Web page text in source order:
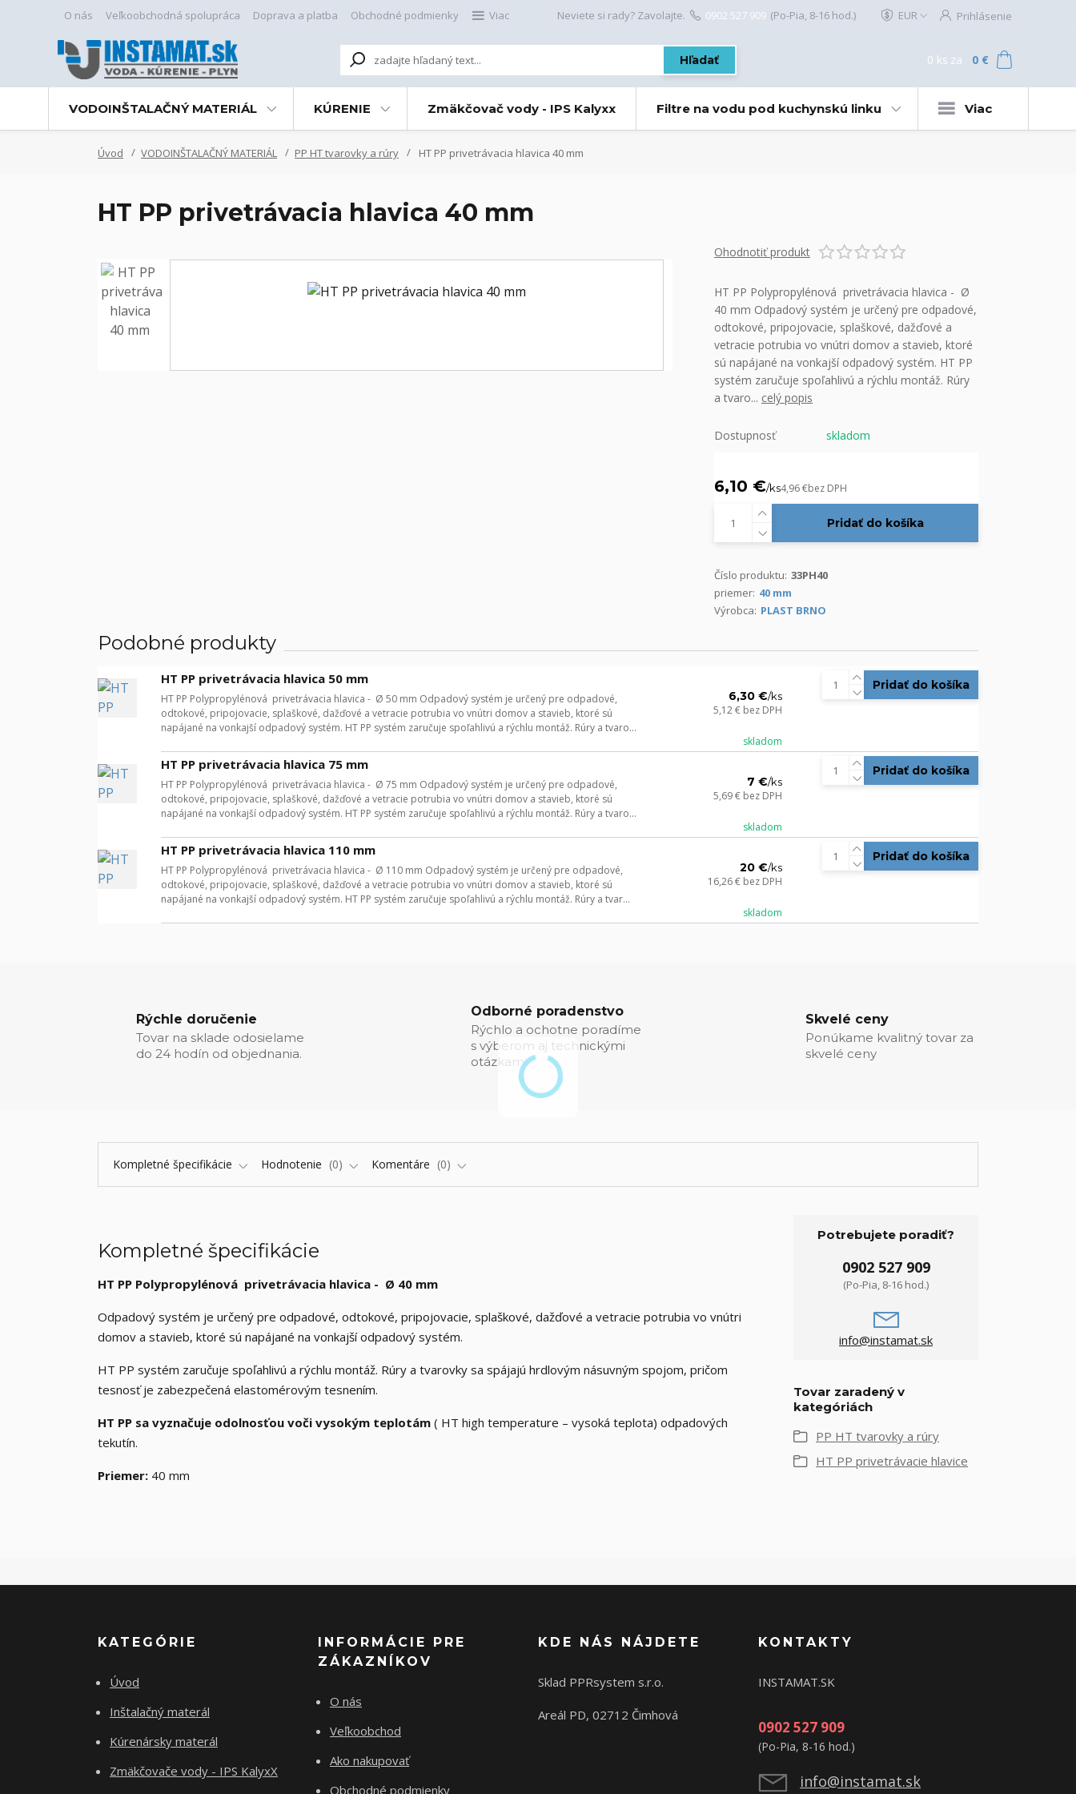
O nás Veľkoobchodná spolupráca Doprava a platba Obchodné podmienky Viac EUR Prihlásenie
Hľadať
Neviete si rady? Zavolajte. 0902 527 909 (Po-Pia, 8-16 hod.)
0 ks za 0 €
VODOINŠTALAČNÝ MATERIÁL KÚRENIE Zmäkčovač vody - IPS Kalyxx Filtre na vodu pod kuchynskú linku Viac
Úvod VODOINŠTALAČNÝ MATERIÁL PP HT tvarovky a rúry HT PP privetrávacia hlavica 40 mm
HT PP privetrávacia hlavica 40 mm
Ohodnotiť produkt
HT PP Polypropylénová privetrávacia hlavica - Ø
40 mm Odpadový systém je určený pre odpadové,
odtokové, pripojovacie, splaškové, dažďové a
vetracie potrubia vo vnútri domov a stavieb, ktoré
sú napájané na vonkajší odpadový systém. HT PP
systém zaručuje spoľahlivú a rýchlu montáž. Rúry
a tvaro... celý popis
Dostupnosť skladom
6,10 €/ks4,96 €bez DPH
Pridať do košíka
Číslo produktu: 33PH40
priemer: 40 mm
Výrobca: PLAST BRNO
Podobné produkty
HT PP privetrávacia hlavica 50 mm
HT PP Polypropylénová privetrávacia hlavica - Ø 50 mm Odpadový systém je určený pre odpadové,
odtokové, pripojovacie, splaškové, dažďové a vetracie potrubia vo vnútri domov a stavieb, ktoré sú
napájané na vonkajší odpadový systém. HT PP systém zaručuje spoľahlivú a rýchlu montáž. Rúry a tvaro...
6,30 €/ks
5,12 € bez DPH
skladom
Pridať do košíka
HT PP privetrávacia hlavica 75 mm
HT PP Polypropylénová privetrávacia hlavica - Ø 75 mm Odpadový systém je určený pre odpadové,
odtokové, pripojovacie, splaškové, dažďové a vetracie potrubia vo vnútri domov a stavieb, ktoré sú
napájané na vonkajší odpadový systém. HT PP systém zaručuje spoľahlivú a rýchlu montáž. Rúry a tvaro...
7 €/ks
5,69 € bez DPH
skladom
Pridať do košíka
HT PP privetrávacia hlavica 110 mm
HT PP Polypropylénová privetrávacia hlavica - Ø 110 mm Odpadový systém je určený pre odpadové,
odtokové, pripojovacie, splaškové, dažďové a vetracie potrubia vo vnútri domov a stavieb, ktoré sú
napájané na vonkajší odpadový systém. HT PP systém zaručuje spoľahlivú a rýchlu montáž. Rúry a tvar...
20 €/ks
16,26 € bez DPH
skladom
Pridať do košíka
Rýchle doručenie
Tovar na sklade odosielame
do 24 hodín od objednania.
Odborné poradenstvo
Rýchlo a ochotne poradíme
s výberom aj technickými
otázkami.
Skvelé ceny
Ponúkame kvalitný tovar za
skvelé ceny
Kompletné špecifikácie Hodnotenie 0 Komentáre 0
Kompletné špecifikácie
HT PP Polypropylénová privetrávacia hlavica - Ø 40 mm
Odpadový systém je určený pre odpadové, odtokové, pripojovacie, splaškové, dažďové a vetracie potrubia vo vnútri
domov a stavieb, ktoré sú napájané na vonkajší odpadový systém.
HT PP systém zaručuje spoľahlivú a rýchlu montáž. Rúry a tvarovky sa spájajú hrdlovým násuvným spojom, pričom
tesnosť je zabezpečená elastomérovým tesnením.
HT PP sa vyznačuje odolnosťou voči vysokým teplotám ( HT high temperature – vysoká teplota) odpadových
tekutín.
Priemer: 40 mm
Potrebujete poradiť?
0902 527 909
(Po-Pia, 8-16 hod.)
info@instamat.sk
Tovar zaradený v
kategóriách
PP HT tvarovky a rúry
HT PP privetrávacie hlavice
KATEGÓRIE
Úvod
Inštalačný materál
Kúrenársky materál
Zmäkčovače vody - IPS KalyxX
INFORMÁCIE PRE
ZÁKAZNÍKOV
O nás
Veľkoobchod
Ako nakupovať
Obchodné podmienky
KDE NÁS NÁJDETE
Sklad PPRsystem s.r.o.
Areál PD, 02712 Čimhová
KONTAKTY
INSTAMAT.SK
0902 527 909
(Po-Pia, 8-16 hod.)
info@instamat.sk